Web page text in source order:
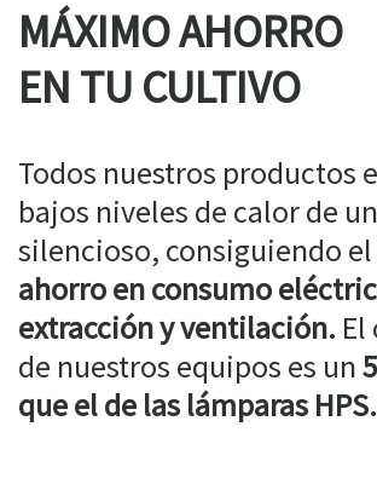
MÁXIMO AHORRO
EN TU CULTIVO
Todos nuestros productos
bajos niveles de calor de
silencioso, consiguiendo el
ahorro en consumo
extracción y ventilación. El
de nuestros equipos es un
que el de las lámparas HPS.